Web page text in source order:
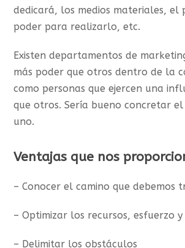
dedicará, los medios materiales, el
poder para realizarlo, etc.
Existen departamentos de
más poder que otros dentro de la
como personas que ejercen una
que otros. Sería bueno concretar
uno.
Ventajas que nos
– Conocer el camino que debemos
– Optimizar los recursos, esfuerzo
– Delimitar los obstáculos